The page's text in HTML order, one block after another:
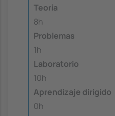
Teoría
8h
Problemas
1h
Laboratorio
10h
Aprendizaje dirigido
0h